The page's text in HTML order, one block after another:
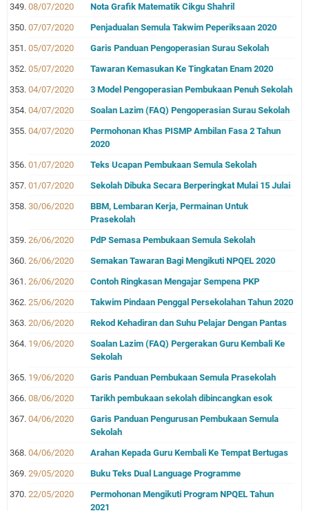
08/07/2020
Nota Grafik Matematik Cikgu Shahril
07/07/2020
Penjadualan Semula Takwim Peperiksaan 2020
05/07/2020
Garis Panduan Pengoperasian Surau Sekolah
05/07/2020
Tawaran Kemasukan Ke Tingkatan Enam 2020
04/07/2020
3 Model Pengoperasian Pembukaan Penuh Sekolah
04/07/2020
Soalan Lazim (FAQ) Pengoperasian Surau Sekolah
04/07/2020
Permohonan Khas PISMP Ambilan Fasa 2 Tahun
2020
01/07/2020
Teks Ucapan Pembukaan Semula Sekolah
01/07/2020
Sekolah Dibuka Secara Berperingkat Mulai 15 Julai
30/06/2020
BBM, Lembaran Kerja, Permainan Untuk
Prasekolah
26/06/2020
PdP Semasa Pembukaan Semula Sekolah
26/06/2020
Semakan Tawaran Bagi Mengikuti NPQEL 2020
26/06/2020
Contoh Ringkasan Mengajar Sempena PKP
25/06/2020
Takwim Pindaan Penggal Persekolahan Tahun 2020
20/06/2020
Rekod Kehadiran dan Suhu Pelajar Dengan Pantas
19/06/2020
Soalan Lazim (FAQ) Pergerakan Guru Kembali Ke
Sekolah
19/06/2020
Garis Panduan Pembukaan Semula Prasekolah
08/06/2020
Tarikh pembukaan sekolah dibincangkan esok
04/06/2020
Garis Panduan Pengurusan Pembukaan Semula
Sekolah
04/06/2020
Arahan Kepada Guru Kembali Ke Tempat Bertugas
29/05/2020
Buku Teks Dual Language Programme
22/05/2020
Permohonan Mengikuti Program NPQEL Tahun
2021